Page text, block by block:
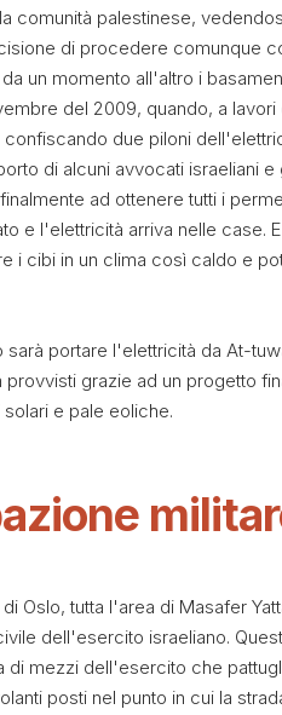
comunità palestinese,
di procedere comunque
un momento all'altro i
del 2009, quando, a
confiscando due piloni
di alcuni avvocati israeliani
ad ottenere tutti i
e l'elettricità arriva nelle case.
i cibi in un clima così caldo e
portare l'elettricità da At-
grazie ad un progetto
solari e pale eoliche.
Oslo, tutta l'area di Masafer
dell'esercito israeliano.
di mezzi dell'esercito che
posti nel punto in cui la